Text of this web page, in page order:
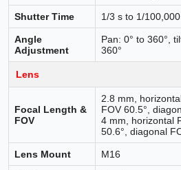
Shutter Time 1/3 s to 1/
Angle
Adjustment
Pan: 0° to 360°,
360°
Lens
Focal Length &
FOV
2.8 mm,
FOV 60.5°,
4 mm, horizontal
50.6°, diagonal
Lens Mount M16